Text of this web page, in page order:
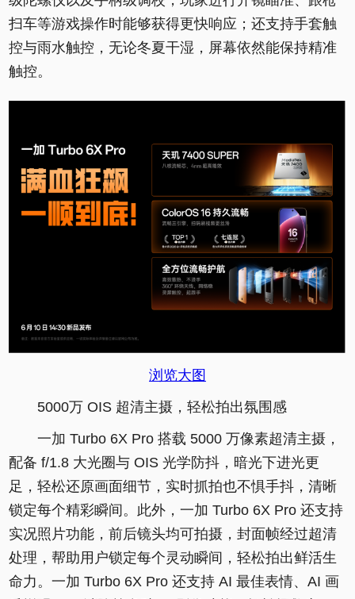
扫车等游戏操作时能够获得更快响应；还支持手套触
控与雨水触控，无论冬夏干湿，屏幕依然能保持精准
触控。
浏览大图
5000万 OIS 超清主摄，轻松拍出氛围感
一加 Turbo 6X Pro 搭载 5000 万像素超清主摄，
配备 f/1.8 大光圈与 OIS 光学防抖，暗光下进光更
足，轻松还原画面细节，实时抓拍也不惧手抖，清晰
锁定每个精彩瞬间。此外，一加 Turbo 6X Pro 还支持
实况照片功能，前后镜头均可拍摄，封面帧经过超清
处理，帮助用户锁定每个灵动瞬间，轻松拍出鲜活生
命力。一加 Turbo 6X Pro 还支持 AI 最佳表情、AI 画